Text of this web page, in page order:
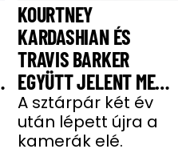
KOURTNEY
KARDASHIAN ÉS
TRAVIS BARKER
EGYÜTT JELENT MEG
A VÖRÖS SZŐNYEGEN
A sztárpár két év
után lépett újra a
kamerák elé.